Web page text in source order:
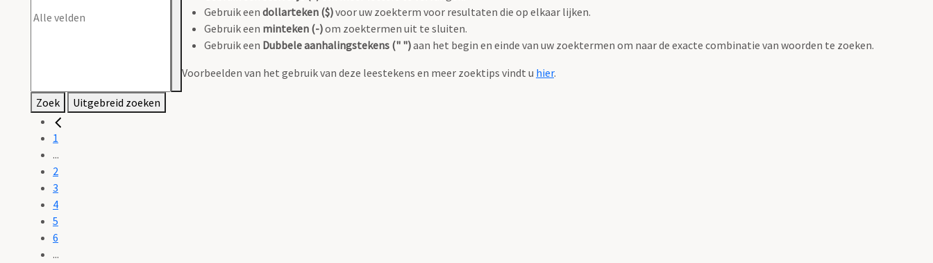
Gebruik een dollarteken ($)voor uw zoekterm voor resultaten die op elkaar lijken.
Gebruik een minteken (-)om zoektermen uit te sluiten.
Gebruik een Dubbele aanhalingstekens (" ")aan het begin en einde van uw zoektermen om naar de exacte combinatie van woorden te zoeken.
Voorbeelden van het gebruik van deze leestekens en meer zoektips vindt u hier.
Zoek Uitgebreid zoeken
1
...
2
3
4
5
6
...